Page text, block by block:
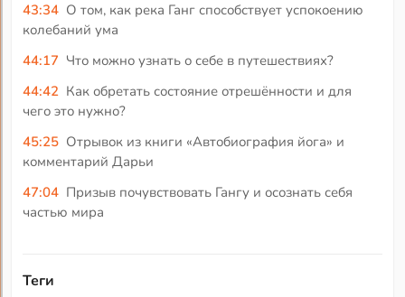
43:34 О том, как река Ганг способствует успокоению
колебаний ума
44:17 Что можно узнать о себе в путешествиях?
44:42 Как обретать состояние отрешённости и для
чего это нужно?
45:25 Отрывок из книги «Автобиография йога» и
комментарий Дарьи
47:04 Призыв почувствовать Гангу и осознать себя
частью мира
Теги